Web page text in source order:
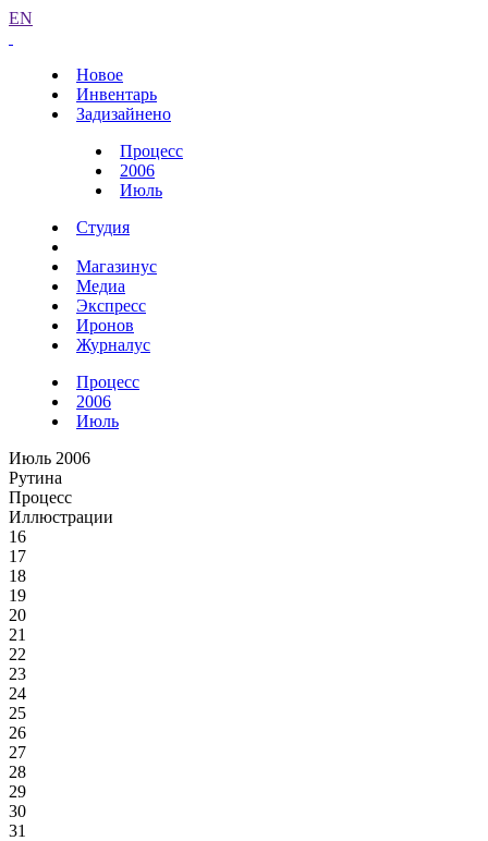
EN
Новое
Инвентарь
Задизайнено
Процесс
2006
Июль
Студия
Магазинус
Медиа
Экспресс
Иронов
Журналус
Процесс
2006
Июль
Июль 2006
Рутина
Процесс
Иллюстрации
16
17
18
19
20
21
22
23
24
25
26
27
28
29
30
31